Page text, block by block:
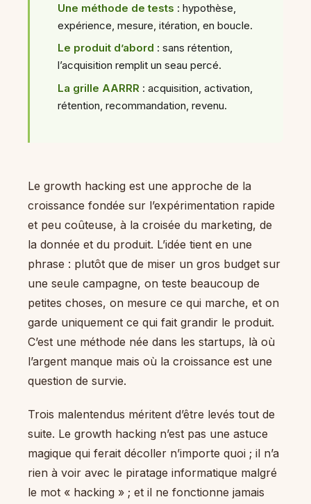
Une méthode de tests : hypothèse,
expérience, mesure, itération, en boucle.
Le produit d’abord : sans rétention,
l’acquisition remplit un seau percé.
La grille AARRR : acquisition, activation,
rétention, recommandation, revenu.
Le growth hacking est une approche de la
croissance fondée sur l’expérimentation rapide
et peu coûteuse, à la croisée du marketing, de
la donnée et du produit. L’idée tient en une
phrase : plutôt que de miser un gros budget sur
une seule campagne, on teste beaucoup de
petites choses, on mesure ce qui marche, et on
garde uniquement ce qui fait grandir le produit.
C’est une méthode née dans les startups, là où
l’argent manque mais où la croissance est une
question de survie.
Trois malentendus méritent d’être levés tout de
suite. Le growth hacking n’est pas une astuce
magique qui ferait décoller n’importe quoi ; il n’a
rien à voir avec le piratage informatique malgré
le mot « hacking » ; et il ne fonctionne jamais